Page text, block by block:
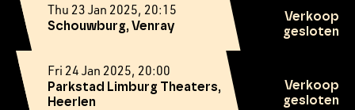
Thu 23 Jan 2025, 20:15
Schouwburg, Venray
Verkoop
gesloten
Fri 24 Jan 2025, 20:00
Parkstad Limburg Theaters,
Heerlen
Verkoop
gesloten